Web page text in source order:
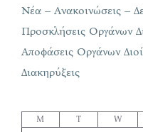
Νέα – Ανακοινώσεις –
Προσκλήσεις Οργάνων
Αποφάσεις Οργάνων
Διακηρύξεις
M T W